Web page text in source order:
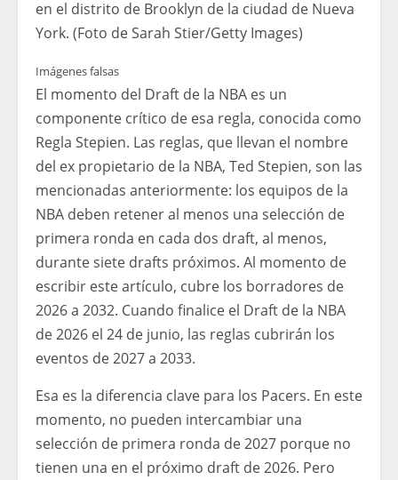
en el distrito de Brooklyn de la ciudad de Nueva
York. (Foto de Sarah Stier/Getty Images)
Imágenes falsas
El momento del Draft de la NBA es un
componente crítico de esa regla, conocida como
Regla Stepien. Las reglas, que llevan el nombre
del ex propietario de la NBA, Ted Stepien, son las
mencionadas anteriormente: los equipos de la
NBA deben retener al menos una selección de
primera ronda en cada dos draft, al menos,
durante siete drafts próximos. Al momento de
escribir este artículo, cubre los borradores de
2026 a 2032. Cuando finalice el Draft de la NBA
de 2026 el 24 de junio, las reglas cubrirán los
eventos de 2027 a 2033.
Esa es la diferencia clave para los Pacers. En este
momento, no pueden intercambiar una
selección de primera ronda de 2027 porque no
tienen una en el próximo draft de 2026. Pero